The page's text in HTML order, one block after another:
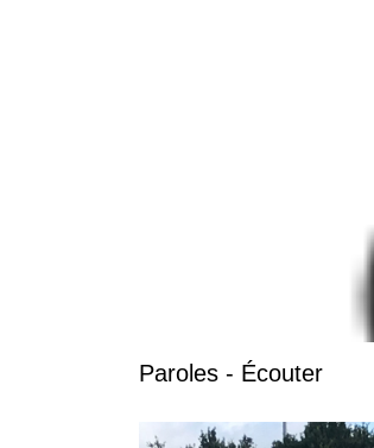
Paroles - Écouter